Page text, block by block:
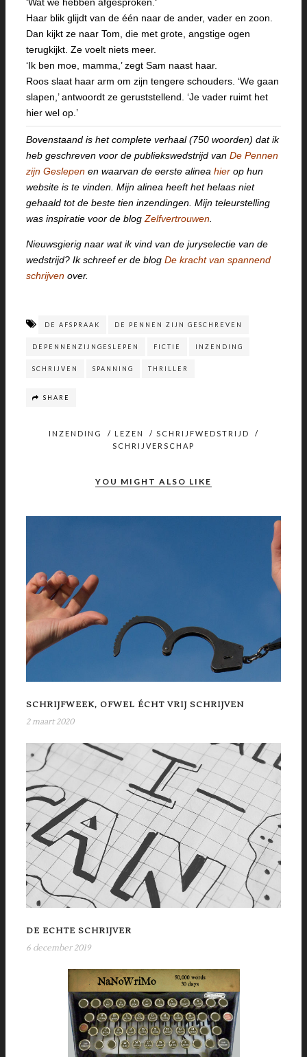
Haar blik glijdt van de één naar de ander, vader en zoon.
Dan kijkt ze naar Tom, die met grote, angstige ogen
terugkijkt. Ze voelt niets meer.
‘Ik ben moe, mamma,’ zegt Sam naast haar.
Roos slaat haar arm om zijn tengere schouders. ‘We gaan
slapen,’ antwoordt ze geruststellend. ‘Je vader ruimt het
hier wel op.’
Bovenstaand is het complete verhaal (750 woorden) dat ik
heb geschreven voor de publiekswedstrijd van De Pennen
zijn Geslepen en waarvan de eerste alinea hier op hun
website is te vinden. Mijn alinea heeft het helaas niet
gehaald tot de beste tien inzendingen. Mijn teleurstelling
was inspiratie voor de blog Zelfvertrouwen
Nieuwsgierig naar wat ik vind van de juryselectie van de
wedstrijd? Ik schreef er de blog De kracht van spannend
schrijven over.
DE AFSPRAAK DE PENNEN ZIJN GESCHREVEN
DEPENNENZIJNGESLEPEN FICTIE INZENDING
SCHRIJVEN SPANNING THRILLER
SHARE
INZENDING / LEZEN / SCHRIJFWEDSTRIJD
/
SCHRIJVERSCHAP
YOU MIGHT ALSO LIKE
SCHRIJFWEEK, OFWEL ÉCHT VRIJ SCHRIJVEN
2 maart 2020
DE ECHTE SCHRIJVER
6 december 2019